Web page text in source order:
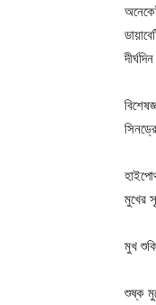
মুখের
মুখ
শুষ্ক